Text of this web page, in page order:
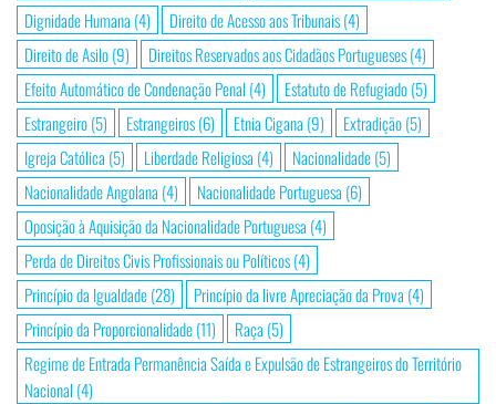
Dignidade Humana (4) Direito de Acesso aos Tribunais(4)
Direito de Asilo(9) Direitos Reservados aos Cidadãos Portugueses(4)
Efeito Automático de Condenação Penal (4) Estatuto de Refugiado(5)
Estrangeiro(5) Estrangeiros(6) Etnia Cigana (9) Extradição(5)
Igreja Católica (5) Liberdade Religiosa (4) Nacionalidade(5)
Nacionalidade Angolana (4) Nacionalidade Portuguesa (6)
Oposição à Aquisição da Nacionalidade Portuguesa (4)
Perda de Direitos Civis Profissionais ou Políticos(4)
Princípio da Igualdade(28) Princípio da livre Apreciação da Prova (4)
Princípio da Proporcionalidade(11) Raça (5)
Regime de Entrada Permanência Saída e Expulsão de Estrangeiros do Território
Nacional (4)